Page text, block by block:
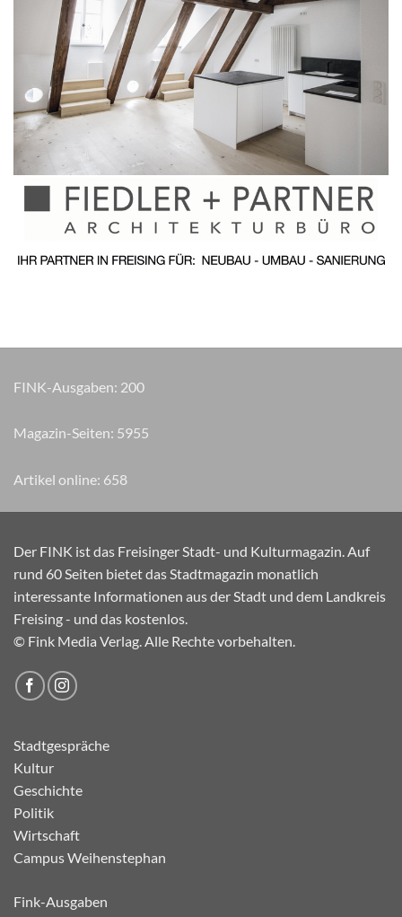
FINK-Ausgaben: 200
Magazin-Seiten: 6790
Artikel online: 658
Der FINK ist das Freisinger Stadt- und Kulturmagazin. Auf
rund 60 Seiten bietet das Stadtmagazin monatlich
interessante Informationen aus der Stadt und dem Landkreis
Freising - und das kostenlos.
© Fink Media Verlag. Alle Rechte vorbehalten.
Stadtgespräche
Kultur
Geschichte
Politik
Wirtschaft
Campus Weihenstephan
Fink-Ausgaben